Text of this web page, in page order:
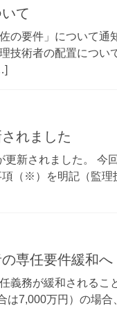
て
の要件」について通
技術者の配置につい
れました
新されました。 今
（※）を明記（監理
専任要件緩和へ
義務が緩和されるこ
7,000万円）の場合